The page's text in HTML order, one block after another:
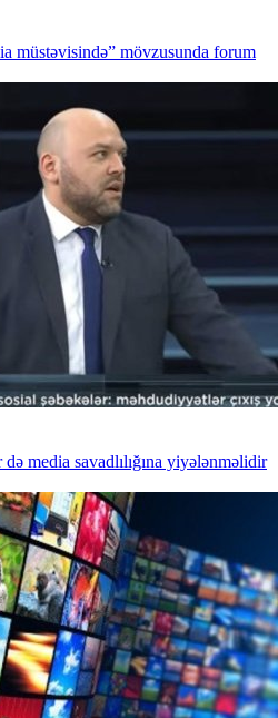
müstəvisində” mövzusunda forum
media savadlılığına yiyələnməlidir